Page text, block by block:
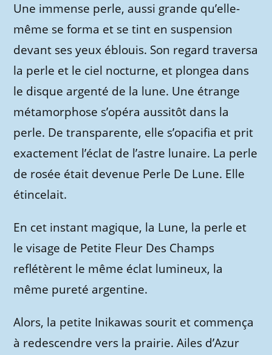
Une immense perle, aussi grande qu’elle-
même se forma et se tint en suspension
devant ses yeux éblouis. Son regard traversa
la perle et le ciel nocturne, et plongea dans
le disque argenté de la lune. Une étrange
métamorphose s’opéra aussitôt dans la
perle. De transparente, elle s’opacifia et prit
exactement l’éclat de l’astre lunaire. La perle
de rosée était devenue Perle De Lune. Elle
étincelait.
En cet instant magique, la Lune, la perle et
le visage de Petite Fleur Des Champs
reflétèrent le même éclat lumineux, la
même pureté argentine.
Alors, la petite Inikawas sourit et commença
à redescendre vers la prairie. Ailes d’Azur